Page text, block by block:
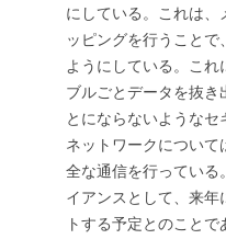
にしている。これは、
ッピングを行うこと
ようにしている。こ
ブルごとデータを抜き
とにならないようなセ
ネットワークについ
全な通信を行っている
イアンスとして、来年
トする予定とのこと